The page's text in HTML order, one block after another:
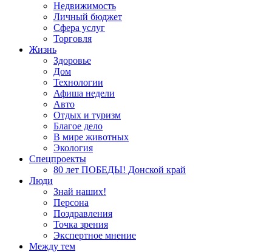
Недвижимость
Личный бюджет
Сфера услуг
Торговля
Жизнь
Здоровье
Дом
Технологии
Афиша недели
Авто
Отдых и туризм
Благое дело
В мире животных
Экология
Спецпроекты
80 лет ПОБЕДЫ! Донской край
Люди
Знай наших!
Персона
Поздравления
Точка зрения
Экспертное мнение
Между тем